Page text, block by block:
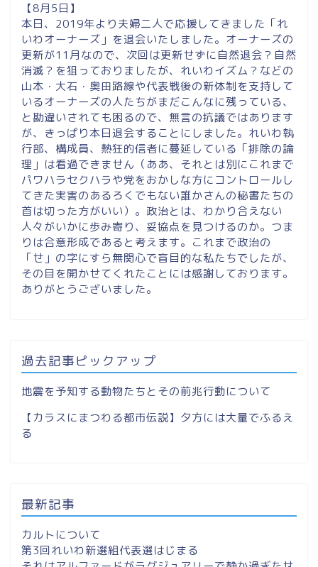
【8月5日】
本日、2019年より夫婦二人で応援してきました「れ
いわオーナーズ」を退会いたしました。オーナーズの
更新が11月なので、次回は更新せずに自然退会？自然
消滅？を狙っておりましたが、れいわイズム？などの
山本・大石・奥田路線や代表戦後の新体制を支持して
いるオーナーズの人たちがまだこんなに残っている、
と勘違いされても困るので、無言の抗議ではあります
が、きっぱり本日退会することにしました。れいわ執
行部、構成員、熱狂的信者に蔓延している「排除の論
理」は看過できません（ああ、それとは別にこれまで
パワハラセクハラや党をおかしな方にコントロールし
てきた実害のあるろくでもない誰かさんの秘書たちの
首は切った方がいい）。政治とは、わかり合えない
人々がいかに歩み寄り、妥協点を見つけるのか。つま
りは合意形成であると考えます。これまで政治の
「せ」の字にすら無関心で盲目的な私たちでしたが、
その目を開かせてくれたことには感謝しております。
ありがとうございました。
過去記事ピックアップ
地震を予知する動物たちとその前兆行動について
【カラスにまつわる都市伝説】夕方には大量でふるえ
る
最新記事
カルトについて
第3回れいわ新選組代表選はじまる